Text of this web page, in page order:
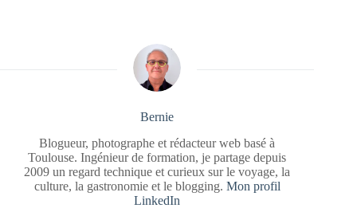
Bernie
Blogueur, photographe et rédacteur web basé à
Toulouse. Ingénieur de formation, je partage depuis
2009 un regard technique et curieux sur le voyage, la
culture, la gastronomie et le blogging. Mon profil
LinkedIn